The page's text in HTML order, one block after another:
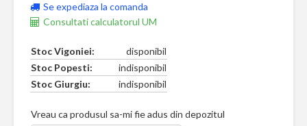
Se expediaza la comanda
Consultati calculatorul UM
Stoc Vigoniei:
disponibil
Stoc Popesti:
indisponibil
Stoc Giurgiu:
indisponibil
Vreau ca produsul sa-mi fie adus din depozitul